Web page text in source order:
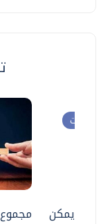
وحوارات
.. هل يمكن